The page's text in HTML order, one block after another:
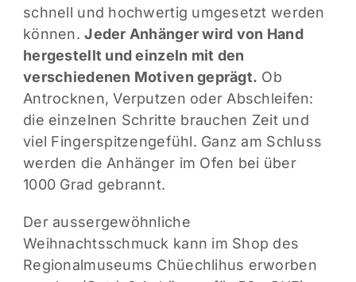
schnell und hochwertig umgesetzt werden
können.Jeder Anhänger wird von Hand
hergestellt und einzeln mit den
verschiedenen Motiven geprägt. Ob
Antrocknen, Verputzen oder Abschleifen:
die einzelnen Schritte brauchen Zeit und
viel Fingerspitzengefühl. Ganz am Schluss
werden die Anhänger im Ofen bei über
1000 Grad gebrannt.
Der aussergewöhnliche
Weihnachtsschmuck kann im Shop des
Regionalmuseums Chüechlihus erworben